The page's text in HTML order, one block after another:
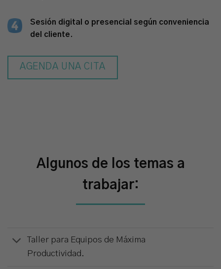
Sesión digital
o presencial según conveniencia
del cliente.
AGENDA UNA CITA
Algunos de los temas a
trabajar:
Taller para Equipos de Máxima
Productividad.